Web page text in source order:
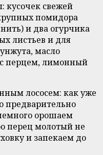
кусочек свежей
помидора
и два огурчика
листьев и для
масло
с перцем, лимонный
лососем: как уже
предварительно
орошаем
перец молотый не
и запекаем до